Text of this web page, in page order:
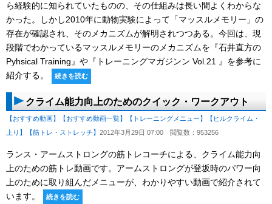
ら経験的に知られていたものの、その仕組みは長い間よくわからな
かった。しかし2010年に動物実験によって「マッスルメモリー」の
存在が確認され、そのメカニズムが解明されつつある。今回は、現
段階でわかっているマッスルメモリーのメカニズムを『石井直方の
Pyhsical Training』や『トレーニングマガジンン Vol.21 』を参考に
紹介する。
続きを読む
クライム能力向上のためのクイック・ワークアウト
【おすすめ動画】 【おすすめ動画一覧】 【トレーニングメニュー】
【ヒルクライム・
上り】
【筋トレ・ストレッチ】 2012年3月29日 07:00 閲覧数：953256
ランス・アームストロングの筋トレコーチによる、クライム能力向
上のための筋トレ動画です。アームストロングが登坂時のパワー向
上のために取り組んだメニューが、わかりやすい動画で紹介されて
います。
続きを読む